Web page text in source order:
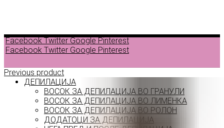
Facebook Twitter Google Pinterest
Facebook Twitter Google Pinterest
ДЕПИЛАЦИЈА
ВОСОК ЗА ДЕПИЛАЦИЈА ВО ГРАНУЛИ
ВОСОК ЗА ДЕПИЛАЦИЈА ВО ЛИМЕНКА
ВОСОК ЗА ДЕПИЛАЦИЈА ВО РОЛОН
ДОДАТОЦИ ЗА ДЕПИЛАЦИЈА
Previous product